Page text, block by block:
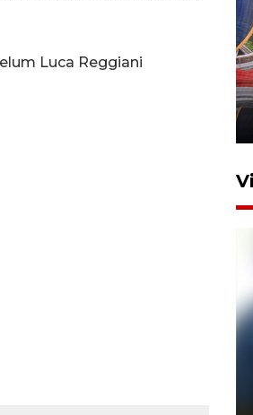
Luca Reggiani
V DPR tinjau
sebidang di
Bogor